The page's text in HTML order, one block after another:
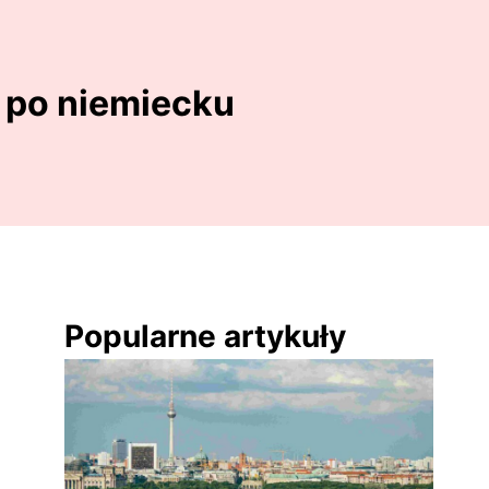
niemiecku
Popularne artykuły